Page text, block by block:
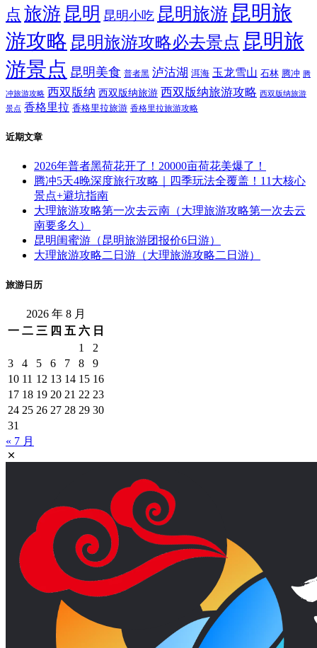
点 旅游 昆明 昆明小吃 昆明旅游 昆明旅
游攻略 昆明旅游攻略必去景点 昆明旅
游景点 昆明美食 普者黑 泸沽湖 洱海 玉龙雪山 石林 腾冲 腾
冲旅游攻略 西双版纳 西双版纳旅游 西双版纳旅游攻略 西双版纳旅游
景点 香格里拉 香格里拉旅游 香格里拉旅游攻略
近期文章
2026年普者黑荷花开了！20000亩荷花美爆了！
腾冲5天4晚深度旅行攻略｜四季玩法全覆盖！11大核心
景点+避坑指南
大理旅游攻略第一次去云南（大理旅游攻略第一次去云
南要多久）
昆明闺蜜游（昆明旅游团报价6日游）
大理旅游攻略二日游（大理旅游攻略二日游）
旅游日历
2026 年 8 月
一 二 三 四 五 六 日
1
2
3
4 5 6 7 8
9
10 11 12 13 14 15 16
17 18 19 20 21 22 23
24 25 26 27 28 29 30
31
« 7 月